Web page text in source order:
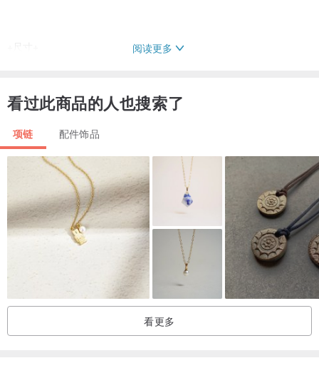
阅读更多
看过此商品的人也搜索了
项链 配件饰品
看更多